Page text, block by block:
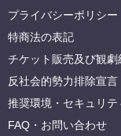
プライバシーポリシー
特商法の表記
チケット販売及び観劇
反社会的勢力排除宣言
推奨環境・セキュリテ
FAQ・お問い合わせ